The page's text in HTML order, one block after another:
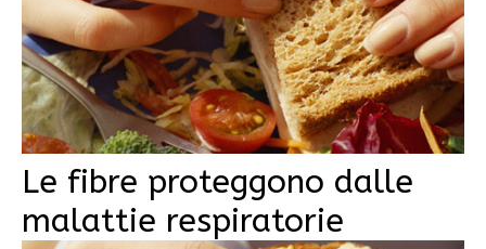
Le fibre proteggono dalle
malattie respiratorie